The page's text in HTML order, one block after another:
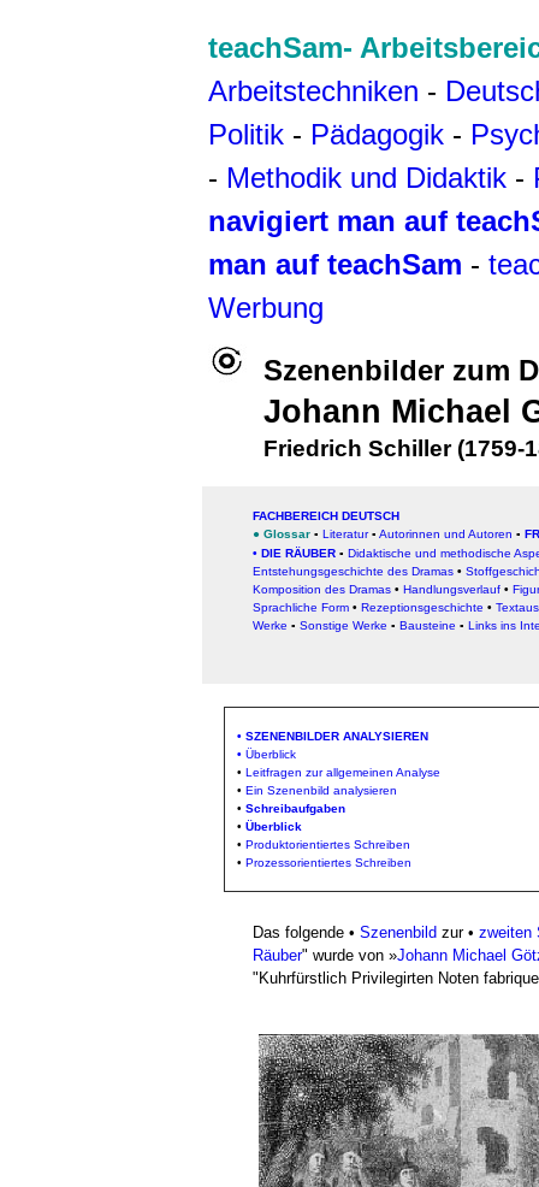
teachSam-
Arbeitstechniken -
Politik - Pädagogik -
- Methodik und Didaktik -
navigiert man auf
man auf teachSam -
Werbung
Szenenbilder zum
Johann Michael
Friedrich Schiller (1759-
FACHBEREICH DEUTSCH
● Glossar ▪ Literatur▪ Autorinnen und Autoren ▪
• DIE RÄUBER ▪ Didaktische und methodische
Entstehungsgeschichte des Dramas •
Komposition des Dramas • Handlungsverlauf •
Sprachliche Form • Rezeptionsgeschichte •
Werke ▪ Sonstige Werke ▪ Bausteine ▪ Links ins
• SZENENBILDER ANALYSIEREN
• Überblick
• Leitfragen zur allgemeinen Analyse
• Ein Szenenbild analysieren
• Schreibaufgaben
• Überblick
• Produktorientiertes Schreiben
• Prozessorientiertes Schreiben
Das folgende • Szenenbild zur • zweiten
Räuber" wurde von »Johann Michael
"Kuhrfürstlich Privilegirten Noten